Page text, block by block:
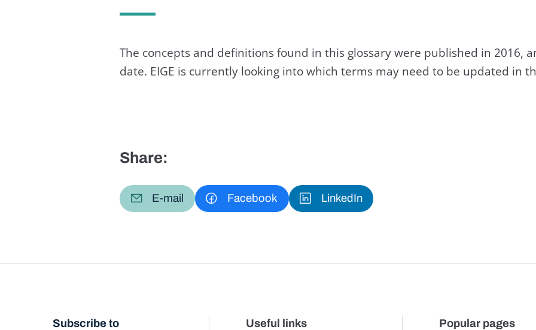
The concepts and definitions found in this glossary were published in 2016,
date. EIGE is currently looking into which terms may need to be updated in
Share:
E-mail Facebook LinkedIn
Subscribe to
Useful links Popular pages